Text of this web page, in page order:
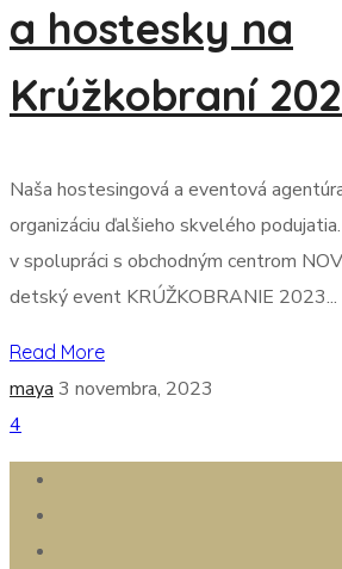
a hostesky na
Krúžkobraní
Naša hostesingová a eventová
organizáciu ďalšieho skvelého
v spolupráci s obchodným centrom
detský event KRÚŽKOBRANIE 2023...
Read More
maya 3 novembra, 2023
4